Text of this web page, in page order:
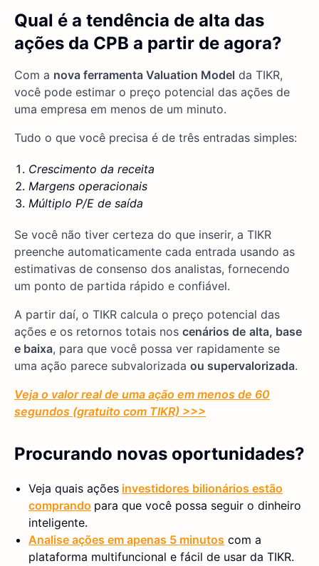
Qual é a tendência de alta das
ações da CPB a partir de agora?
Com a nova ferramenta Valuation Model da TIKR,
você pode estimar o preço potencial das ações de
uma empresa em menos de um minuto.
Tudo o que você precisa é de três entradas simples:
Crescimento da receita
Margens operacionais
Múltiplo P/E de saída
Se você não tiver certeza do que inserir, a TIKR
preenche automaticamente cada entrada usando as
estimativas de consenso dos analistas, fornecendo
um ponto de partida rápido e confiável.
A partir daí, o TIKR calcula o preço potencial das
ações e os retornos totais nos cenários de alta, base
e baixa, para que você possa ver rapidamente se
uma ação parece subvalorizada ou supervalorizada.
Veja o valor real de uma ação em menos de 60
segundos (gratuito com TIKR) >>>
Procurando novas oportunidades?
Veja quais ações investidores bilionários estão
comprando para que você possa seguir o dinheiro
inteligente.
Analise ações em apenas 5 minutos com a
plataforma multifuncional e fácil de usar da TIKR.